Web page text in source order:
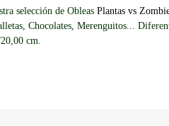
selección de Obleas Plantas vs
Chocolates, Merenguitos...
cm.